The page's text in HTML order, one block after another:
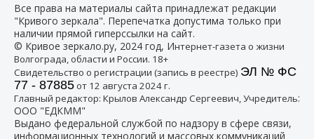
Все права на материалы сайта принадлежат редакции
"Кривого зеркала". Перепечатка допустима только при
наличии прямой гиперссылки на сайт.
© Кривое зеркало.ру, 2024 год, Интернет-газета о жизни
Волгограда, области и России. 18+
Свидетельство о регистрации (запись в реестре) ЭЛ № ФС
77 - 87885от 12 августа 2024 г.
Главный редактор: Крылов Александр Сергеевич, Учредитель:
ООО "ЕДКММ"
Выдано федеральной службой по надзору в сфере связи,
информационных технологий и массовых коммуникаций